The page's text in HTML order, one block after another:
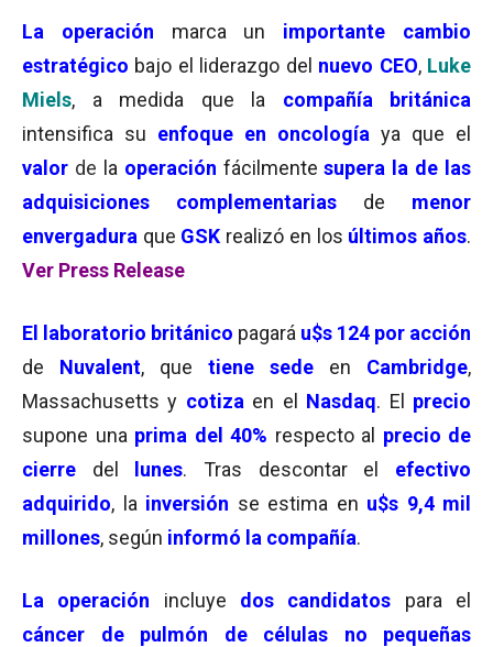
La operación marca un importante cambio
estratégico bajo el liderazgo del nuevo CEO,Luke
Miels, a medida que la compañía británica
intensifica su enfoque en oncología ya que el
valor de la operación fácilmentesupera la de las
adquisiciones complementarias de menor
envergadura que GSK realizó en los últimos años.
Ver Press Release
El laboratorio británico pagará u$s 124 por acción
de Nuvalent, que tiene sede en Cambridge,
Massachusetts y cotiza en el Nasdaq. El precio
supone una prima del 40% respecto al precio de
cierre del lunes. Tras descontar el efectivo
adquirido, la inversión se estima en u$s 9,4 mil
millones, según informó la compañía.
La operación incluye dos candidatos
para el
cáncer de pulmón de células no pequeñas